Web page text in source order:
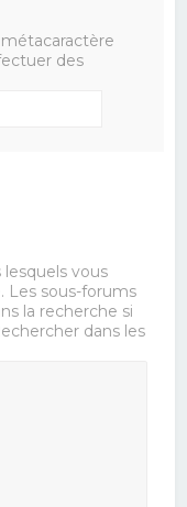
des
vous
Les sous-forums
la recherche si
dans les